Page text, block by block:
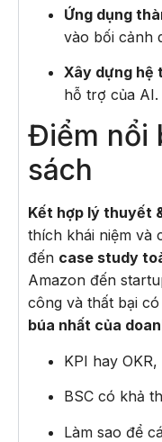
Ứng dụng
vào bối cảnh
Xây dựng hệ
hỗ trợ của AI.
Điểm nổi
sách
Kết hợp lý thuyết
thích khái niệm và
đến case study
Amazon đến
công và thất bại có
búa nhất của
KPI hay
BSC có khả
Làm sao để